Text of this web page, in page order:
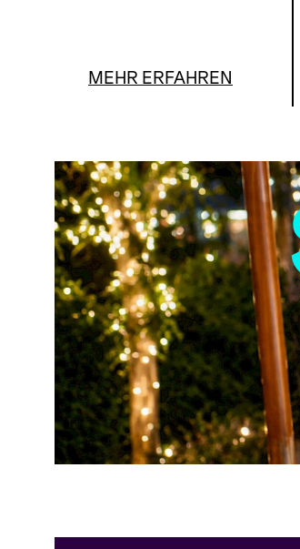
MEHR ERFAHREN